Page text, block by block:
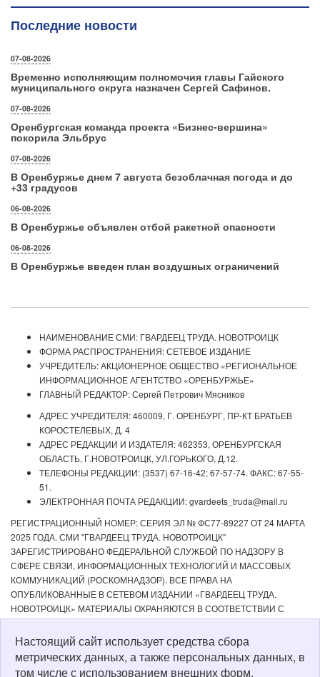
Последние новости
07-08-2026
Временно исполняющим полномочия главы Гайского
муниципального округа назначен Сергей Сафинов.
07-08-2026
Оренбургская команда проекта «Бизнес‑вершина»
покорила Эльбрус
07-08-2026
В Оренбуржье днем 7 августа безоблачная погода и до
+33 градусов
06-08-2026
В Оренбуржье объявлен отбой ракетной опасности
06-08-2026
В Оренбуржье введен план воздушных ограничений
НАИМЕНОВАНИЕ СМИ: ГВАРДЕЕЦ ТРУДА. НОВОТРОИЦК
ФОРМА РАСПРОСТРАНЕНИЯ: СЕТЕВОЕ ИЗДАНИЕ
УЧРЕДИТЕЛЬ: АКЦИОНЕРНОЕ ОБЩЕСТВО «РЕГИОНАЛЬНОЕ
ИНФОРМАЦИОННОЕ АГЕНТСТВО «ОРЕНБУРЖЬЕ»
ГЛАВНЫЙ РЕДАКТОР: Сергей Петрович Мясников
АДРЕС УЧРЕДИТЕЛЯ: 460009, Г. ОРЕНБУРГ, ПР-КТ БРАТЬЕВ
КОРОСТЕЛЕВЫХ, Д. 4
АДРЕС РЕДАКЦИИ И ИЗДАТЕЛЯ: 462353, ОРЕНБУРГСКАЯ
ОБЛАСТЬ, Г.НОВОТРОИЦК, УЛ.ГОРЬКОГО, Д.12.
ТЕЛЕФОНЫ РЕДАКЦИИ: (3537) 67-16-42; 67-57-74. ФАКС: 67-55-
51.
ЭЛЕКТРОННАЯ ПОЧТА РЕДАКЦИИ: gvardeets_truda@mail.ru
РЕГИСТРАЦИОННЫЙ НОМЕР: СЕРИЯ ЭЛ № ФС77-89227 ОТ 24 МАРТА
2025 ГОДА. СМИ "ГВАРДЕЕЦ ТРУДА. НОВОТРОИЦК"
ЗАРЕГИСТРИРОВАНО ФЕДЕРАЛЬНОЙ СЛУЖБОЙ ПО НАДЗОРУ В
СФЕРЕ СВЯЗИ, ИНФОРМАЦИОННЫХ ТЕХНОЛОГИЙ И МАССОВЫХ
КОММУНИКАЦИЙ (РОСКОМНАДЗОР). ВСЕ ПРАВА НА
ОПУБЛИКОВАННЫЕ В СЕТЕВОМ ИЗДАНИИ «ГВАРДЕЕЦ ТРУДА.
НОВОТРОИЦК» МАТЕРИАЛЫ ОХРАНЯЮТСЯ В СООТВЕТСТВИИ С
ЗАКОНОДАТЕЛЬСТВОМ РФ. ЛЮБОЕ ИСПОЛЬЗОВАНИЕ МАТЕРИАЛОВ
ДОПУСКАЕТСЯ ТОЛЬКО ПО СОГЛАСОВАНИЮ С РЕДАКЦИЕЙ С
ОБЯЗАТЕЛЬНОЙ АКТИВНОЙ ССЫЛКОЙ НА ИСТОЧНИК. РЕДАКЦИЯ НЕ
НЕСЕТ ОТВЕТСТВЕННОСТИ ЗА ДОСТОВЕРНОСТЬ РЕКЛАМНЫХ
Настоящий сайт использует средства сбора
метрических данных, а также персональных данных, в
том числе с использованием внешних форм.